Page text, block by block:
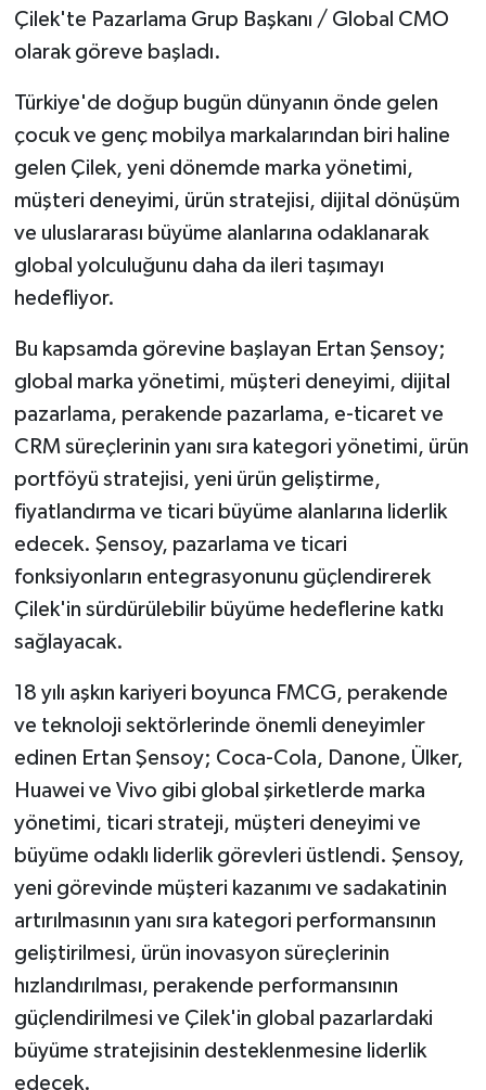
Çilek'te Pazarlama Grup Başkanı / Global CMO
olarak göreve başladı.
Türkiye'de doğup bugün dünyanın önde gelen
çocuk ve genç mobilya markalarından biri haline
gelen Çilek, yeni dönemde marka yönetimi,
müşteri deneyimi, ürün stratejisi, dijital dönüşüm
ve uluslararası büyüme alanlarına odaklanarak
global yolculuğunu daha da ileri taşımayı
hedefliyor.
Bu kapsamda görevine başlayan Ertan Şensoy;
global marka yönetimi, müşteri deneyimi, dijital
pazarlama, perakende pazarlama, e-ticaret ve
CRM süreçlerinin yanı sıra kategori yönetimi, ürün
portföyü stratejisi, yeni ürün geliştirme,
fiyatlandırma ve ticari büyüme alanlarına liderlik
edecek. Şensoy, pazarlama ve ticari
fonksiyonların entegrasyonunu güçlendirerek
Çilek'in sürdürülebilir büyüme hedeflerine katkı
sağlayacak.
18 yılı aşkın kariyeri boyunca FMCG, perakende
ve teknoloji sektörlerinde önemli deneyimler
edinen Ertan Şensoy; Coca-Cola, Danone, Ülker,
Huawei ve Vivo gibi global şirketlerde marka
yönetimi, ticari strateji, müşteri deneyimi ve
büyüme odaklı liderlik görevleri üstlendi. Şensoy,
yeni görevinde müşteri kazanımı ve sadakatinin
artırılmasının yanı sıra kategori performansının
geliştirilmesi, ürün inovasyon süreçlerinin
hızlandırılması, perakende performansının
güçlendirilmesi ve Çilek'in global pazarlardaki
büyüme stratejisinin desteklenmesine liderlik
edecek.